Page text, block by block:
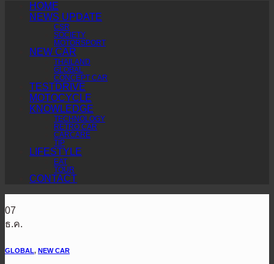
HOME
NEWS UPDATE
CSR
SOCIETY
MOTORSPORT
NEW CAR
THAILAND
GLOBAL
CONCEPT CAR
TESTDRIVE
MOTOCYCLE
KNOWLEDGE
TECHNOLOGY
RETRO CAR
CARCARE
TIP
LIFESTYLE
EAT
TOUR
CONTACT
07
ธ.ค.
GLOBAL, NEW CAR